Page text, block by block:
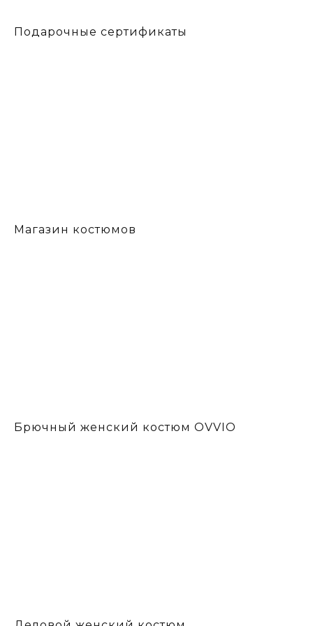
Подарочные сертификаты
Магазин костюмов
Брючный женский костюм OVVIO